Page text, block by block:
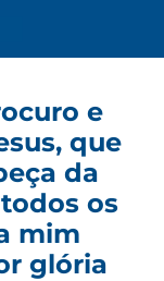
e
que
da
os
mim
glória